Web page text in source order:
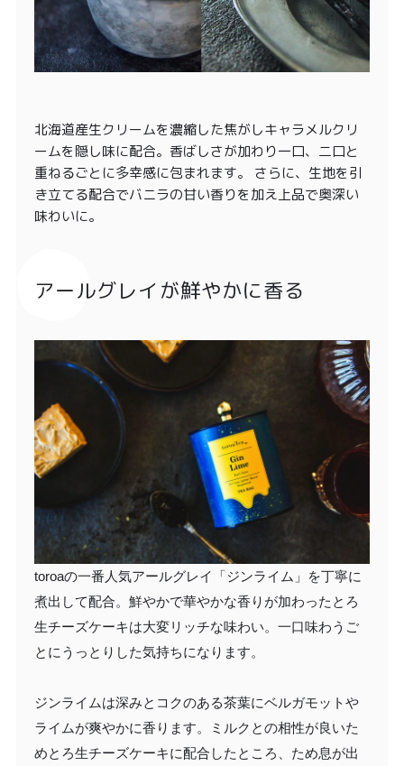
北海道産生クリームを濃縮した焦がしキャラメルクリ
ームを隠し味に配合。香ばしさが加わり一口、二口と
重ねるごとに多幸感に包まれます。 さらに、生地を引
き立てる配合でバニラの甘い香りを加え上品で奥深い
味わいに。
アールグレイが鮮やかに香る
toroaの一番人気アールグレイ「ジンライム」を丁寧に
煮出して配合。鮮やかで華やかな香りが加わったとろ
生チーズケーキは大変リッチな味わい。一口味わうご
とにうっとりした気持ちになります。
ジンライムは深みとコクのある茶葉にベルガモットや
ライムが爽やかに香ります。ミルクとの相性が良いた
めとろ生チーズケーキに配合したところ、ため息が出